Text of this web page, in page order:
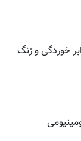
خوردگی و زنگ